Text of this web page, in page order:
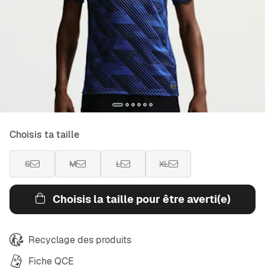
Choisis ta taille
S M L XL
Choisis la taille pour être averti(e)
Recyclage des produits
Fiche QCE